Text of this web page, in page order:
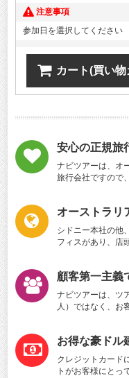
注意事項
参加日を選択してください
カート(買い
安心の正規旅
ナビツアーは、オ
旅行会社ですので
オーストラリ
シドニー本社の他
フィスがあり、店
顧客第一主義
ナビツアーは、ツ
人）ではなく、お
お得な豪ドル
クレジットカード
トがお客様にとっ